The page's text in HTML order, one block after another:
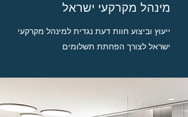
מינהל מקרקעי ישראל
ייעוץ וביצוע חוות דעת נגדית למינהל מקרקעי
ישראל לצורך הפחתת תשלומים